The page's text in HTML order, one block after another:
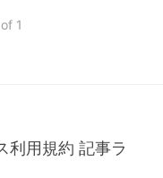
1
利用規約 記事ラ